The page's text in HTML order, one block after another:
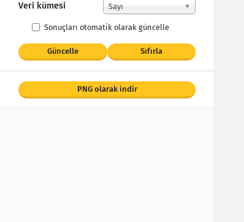
Veri kümesi Sayı
Sonuçları otomatik olarak güncelle
Güncelle Sıfırla
PNG olarak indir